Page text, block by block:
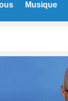
Musique